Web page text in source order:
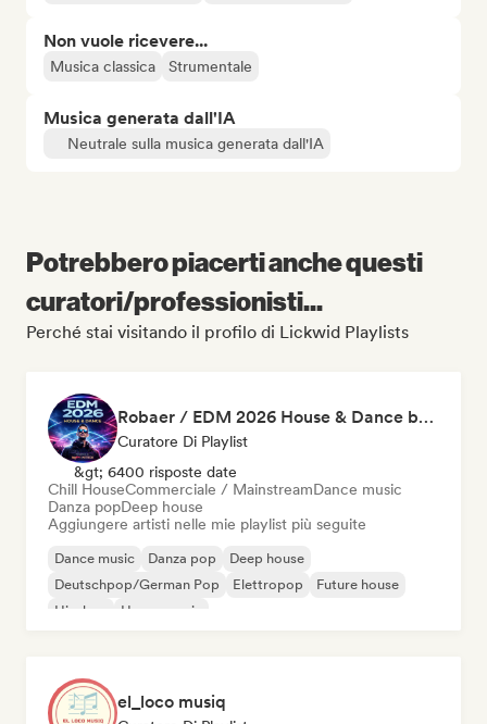
Non vuole ricevere...
Musica classica Strumentale
Musica generata dall'IA
Neutrale sulla musica generata dall'IA
Potrebbero piacerti anche questi
curatori/professionisti...
Perché stai visitando il profilo di Lickwid Playlists
Robaer / EDM 2026 House & Dance by bigFM nitroX
Curatore Di Playlist
&gt; 6400 risposte date
Chill HouseCommerciale / MainstreamDance music
Danza popDeep house
Aggiungere artisti nelle mie playlist più seguite
Dance music Danza pop
Deep house
Deutschpop/German Pop
Elettropop
Future house
Hip-hop
House music
el_loco musiq